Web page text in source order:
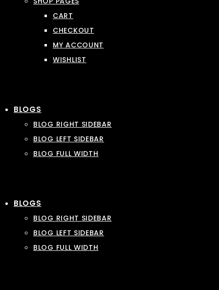
CART
CHECKOUT
MY ACCOUNT
WISHLIST
BLOGS
BLOG RIGHT SIDEBAR
BLOG LEFT SIDEBAR
BLOG FULL WIDTH
BLOGS
BLOG RIGHT SIDEBAR
BLOG LEFT SIDEBAR
BLOG FULL WIDTH